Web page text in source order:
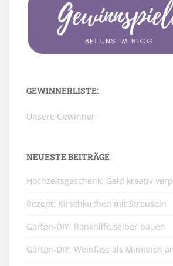
GEWINNERLISTE:
Unsere Gewinner
NEUESTE BEITRÄGE
Hochzeitsgeschenk: Geld kreativ
Rezept: Kirschkuchen mit Streuseln
Garten-DIY: Rankhilfe selber bauen
Garten-DIY: Weinfass als Miniteich